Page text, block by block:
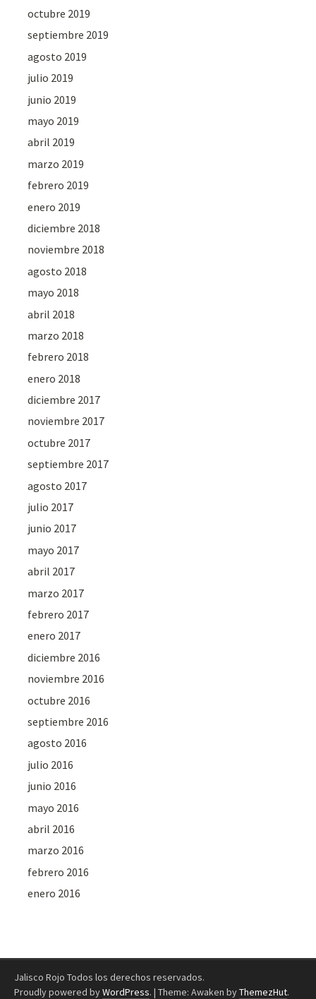
octubre 2019
septiembre 2019
agosto 2019
julio 2019
junio 2019
mayo 2019
abril 2019
marzo 2019
febrero 2019
enero 2019
diciembre 2018
noviembre 2018
agosto 2018
mayo 2018
abril 2018
marzo 2018
febrero 2018
enero 2018
diciembre 2017
noviembre 2017
octubre 2017
septiembre 2017
agosto 2017
julio 2017
junio 2017
mayo 2017
abril 2017
marzo 2017
febrero 2017
enero 2017
diciembre 2016
noviembre 2016
octubre 2016
septiembre 2016
agosto 2016
julio 2016
junio 2016
mayo 2016
abril 2016
marzo 2016
febrero 2016
enero 2016
Jalisco Rojo Todos los derechos reservados.
Proudly powered byWordPress. | Theme: Awaken byThemezHut.